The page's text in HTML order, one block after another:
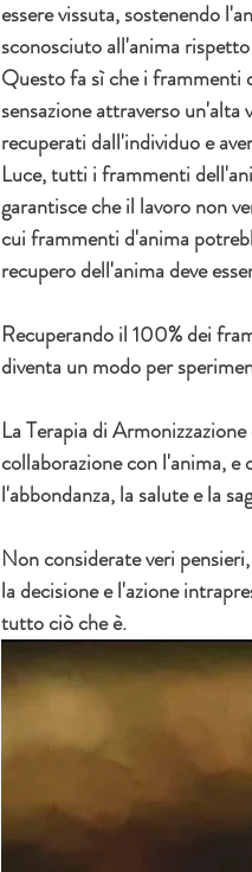
essere vissuta, sostenendo
sconosciuto all'anima
Questo fa sì che i frammenti
sensazione attraverso
recuperati dall'individuo e
Luce, tutti i frammenti
garantisce che il lavoro non
cui frammenti d'anima
recupero dell'anima deve
Recuperando il 100% dei
diventa un modo per
La Terapia di
collaborazione con l'anima, e
l'abbondanza, la salute e la
Non considerate veri
la decisione e l'azione
tutto ciò che è.